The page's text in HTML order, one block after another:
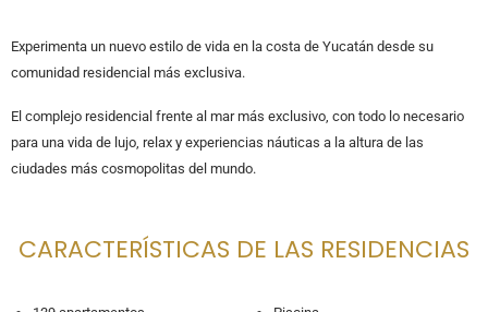
Experimenta un nuevo estilo de vida en la costa de Yucatán desde su
comunidad residencial más exclusiva.
El complejo residencial frente al mar más exclusivo, con todo lo necesario
para una vida de lujo, relax y experiencias náuticas a la altura de las
ciudades más cosmopolitas del mundo.
CARACTERÍSTICAS DE LAS RESIDENCIAS